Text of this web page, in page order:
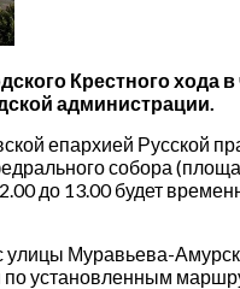
Крестного хода
администрации.
епархией Русской
собора
до 13.00 будет
улицы Муравьева-
по установленным